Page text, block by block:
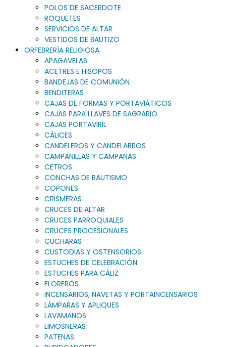
POLOS DE SACERDOTE
ROQUETES
SERVICIOS DE ALTAR
VESTIDOS DE BAUTIZO
ORFEBRERÍA RELIGIOSA
APAGAVELAS
ACETRES E HISOPOS
BANDEJAS DE COMUNIÓN
BENDITERAS
CAJAS DE FORMAS Y PORTAVIÁTICOS
CAJAS PARA LLAVES DE SAGRARIO
CAJAS PORTAVIRIL
CÁLICES
CANDELEROS Y CANDELABROS
CAMPANILLAS Y CAMPANAS
CETROS
CONCHAS DE BAUTISMO
COPONES
CRISMERAS
CRUCES DE ALTAR
CRUCES PARROQUIALES
CRUCES PROCESIONALES
CUCHARAS
CUSTODIAS Y OSTENSORIOS
ESTUCHES DE CELEBRACIÓN
ESTUCHES PARA CÁLIZ
FLOREROS
INCENSARIOS, NAVETAS Y PORTAINCENSARIOS
LÁMPARAS Y APLIQUES
LAVAMANOS
LIMOSNERAS
PATENAS